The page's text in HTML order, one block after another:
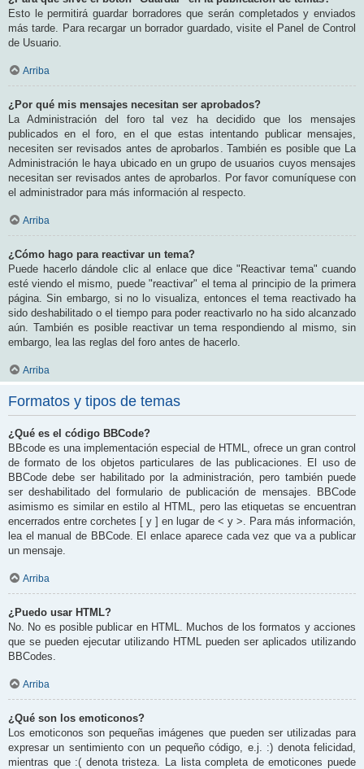
Esto le permitirá guardar borradores que serán completados y enviados
más tarde. Para recargar un borrador guardado, visite el Panel de Control
de Usuario.
Arriba
¿Por qué mis mensajes necesitan ser aprobados?
La Administración del foro tal vez ha decidido que los mensajes
publicados en el foro, en el que estas intentando publicar mensajes,
necesiten ser revisados antes de aprobarlos. También es posible que La
Administración le haya ubicado en un grupo de usuarios cuyos mensajes
necesitan ser revisados antes de aprobarlos. Por favor comuníquese con
el administrador para más información al respecto.
Arriba
¿Cómo hago para reactivar un tema?
Puede hacerlo dándole clic al enlace que dice "Reactivar tema" cuando
esté viendo el mismo, puede "reactivar" el tema al principio de la primera
página. Sin embargo, si no lo visualiza, entonces el tema reactivado ha
sido deshabilitado o el tiempo para poder reactivarlo no ha sido alcanzado
aún. También es posible reactivar un tema respondiendo al mismo, sin
embargo, lea las reglas del foro antes de hacerlo.
Arriba
Formatos y tipos de temas
¿Qué es el código BBCode?
BBcode es una implementación especial de HTML, ofrece un gran control
de formato de los objetos particulares de las publicaciones. El uso de
BBCode debe ser habilitado por la administración, pero también puede
ser deshabilitado del formulario de publicación de mensajes. BBCode
asimismo es similar en estilo al HTML, pero las etiquetas se encuentran
encerrados entre corchetes [ y ] en lugar de < y >. Para más información,
lea el manual de BBCode. El enlace aparece cada vez que va a publicar
un mensaje.
Arriba
¿Puedo usar HTML?
No. No es posible publicar en HTML. Muchos de los formatos y acciones
que se pueden ejecutar utilizando HTML pueden ser aplicados utilizando
BBCodes.
Arriba
¿Qué son los emoticonos?
Los emoticonos son pequeñas imágenes que pueden ser utilizadas para
expresar un sentimiento con un pequeño código, e.j. :) denota felicidad,
mientras que :( denota tristeza. La lista completa de emoticones puede